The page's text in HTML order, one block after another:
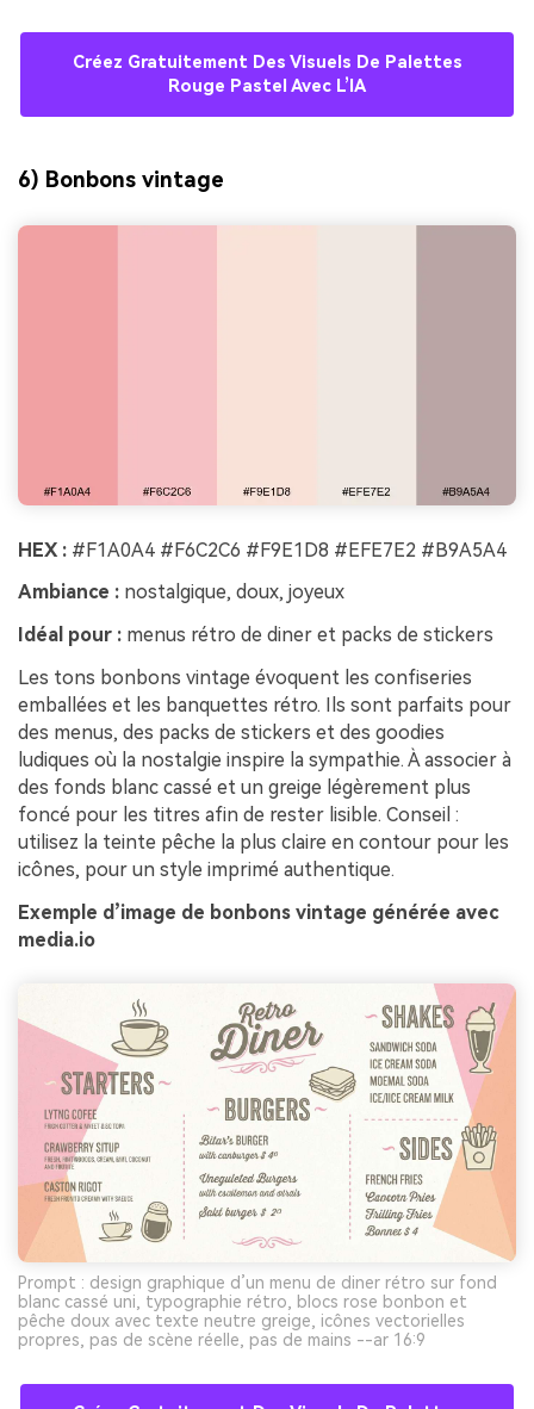
Créez Gratuitement Des Visuels De Palettes
Rouge Pastel Avec L’IA
6) Bonbons vintage
HEX : #F1A0A4 #F6C2C6 #F9E1D8 #EFE7E2 #B9A5A4
Ambiance : nostalgique, doux, joyeux
Idéal pour : menus rétro de diner et packs de stickers
Les tons bonbons vintage évoquent les confiseries
emballées et les banquettes rétro. Ils sont parfaits pour
des menus, des packs de stickers et des goodies
ludiques où la nostalgie inspire la sympathie. À associer à
des fonds blanc cassé et un greige légèrement plus
foncé pour les titres afin de rester lisible. Conseil :
utilisez la teinte pêche la plus claire en contour pour les
icônes, pour un style imprimé authentique.
Exemple d’image de bonbons vintage générée avec
media.io
Prompt : design graphique d’un menu de diner rétro sur fond
blanc cassé uni, typographie rétro, blocs rose bonbon et
pêche doux avec texte neutre greige, icônes vectorielles
propres, pas de scène réelle, pas de mains --ar 16:9